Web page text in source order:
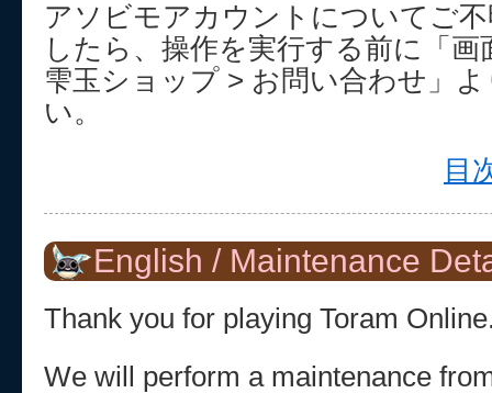
アソビモアカウントについてご
したら、操作を実行する前に「画
雫玉ショップ > お問い合わせ」
い。
目
English / Maintenance
Thank you for playing Toram
We will perform a maintenance